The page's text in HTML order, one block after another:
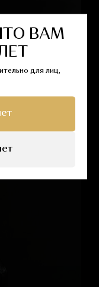
ВАМ
для лиц,